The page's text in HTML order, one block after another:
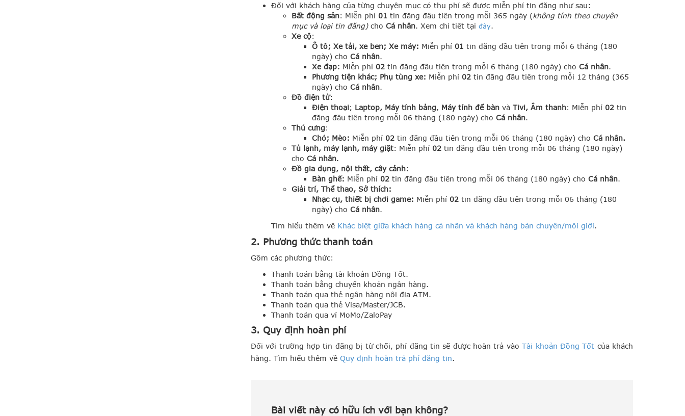
Đối với khách hàng của từng chuyên mục có thu phí sẽ được miễn phí tin đăng như sau:
Bất động sản: Miễn phí 01 tin đăng đầu tiên trong mỗi 365 ngày (không tính theo chuyên
mục và loại tin đăng)cho Cá nhân. Xem chi tiết tại đây.
Xe cộ:
Ô tô; Xe tải, xe ben; Xe máy: Miễn phí 01 tin đăng đầu tiên trong mỗi 6 tháng (180
ngày) cho Cá nhân.
Xe đạp: Miễn phí 02 tin đăng đầu tiên trong mỗi 6 tháng (180 ngày) cho Cá nhân.
Phương tiện khác; Phụ tùng xe: Miễn phí 02 tin đăng đầu tiên trong mỗi 12 tháng (365
ngày) cho Cá nhân.
Đồ điện tử:
Điện thoại; Laptop, Máy tính bảng, Máy tính để bàn và Tivi, Âm thanh: Miễn phí 02 tin
đăng đầu tiên trong mỗi 06 tháng (180 ngày) cho Cá nhân.
Thú cưng:
Chó; Mèo: Miễn phí 02 tin đăng đầu tiên trong mỗi 06 tháng (180 ngày) cho Cá nhân.
Tủ lạnh, máy lạnh, máy giặt: Miễn phí 02 tin đăng đầu tiên trong mỗi 06 tháng (180 ngày)
cho Cá nhân.
Đồ gia dụng, nội thất, cây cảnh:
Bàn ghế: Miễn phí 02 tin đăng đầu tiên trong mỗi 06 tháng (180 ngày) cho Cá nhân.
Giải trí, Thể thao, Sở thích:
Nhạc cụ, thiết bị chơi game: Miễn phí 02 tin đăng đầu tiên trong mỗi 06 tháng (180
ngày) cho Cá nhân.
Tìm hiểu thêm về Khác biệt giữa khách hàng cá nhân và khách hàng bán chuyên/môi giới.
2. Phương thức thanh toán
Gồm các phương thức:
Thanh toán bằng tài khoản Đồng Tốt.
Thanh toán bằng chuyển khoản ngân hàng.
Thanh toán qua thẻ ngân hàng nội địa ATM.
Thanh toán qua thẻ Visa/Master/JCB.
Thanh toán qua ví MoMo/ZaloPay
3. Quy định hoàn phí
Đối với trường hợp tin đăng bị từ chối, phí đăng tin sẽ được hoàn trả vàoTài khoản Đồng Tốt của khách
hàng. Tìm hiểu thêm về Quy định hoàn trả phí đăng tin.
Bài viết này có hữu ích với bạn không?